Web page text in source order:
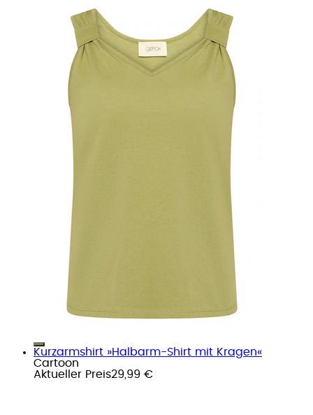
Kurzarmshirt »Halbarm-Shirt mit Kragen«
Cartoon
Aktueller Preis29,99 €